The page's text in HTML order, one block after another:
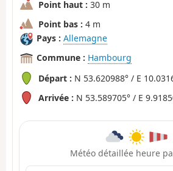
Point haut : 30 m
Point bas : 4 m
Pays : Allemagne
Commune : Hambourg
Départ : N 53.620988° / E
Arrivée : N 53.589705° / E
Météo détaillée heure